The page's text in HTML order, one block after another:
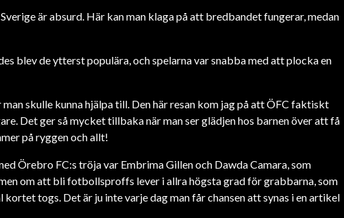
är absurd. Här kan man klaga på att bredbandet fungerar, medan
blev de ytterst populära, och spelarna var snabba med att plocka en
man skulle kunna hjälpa till. Den här resan kom jag på att ÖFC faktiskt
Det ger så mycket tillbaka när man ser glädjen hos barnen över att få
på ryggen och allt!
Örebro FC:s tröja var Embrima Gillen och Dawda Camara, som
om att bli fotbollsproffs lever i allra högsta grad för grabbarna, som
togs. Det är ju inte varje dag man får chansen att synas i en artikel